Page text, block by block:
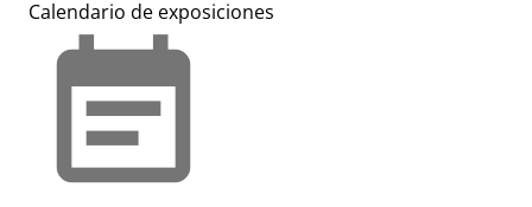
Calendario de exposiciones
event_note